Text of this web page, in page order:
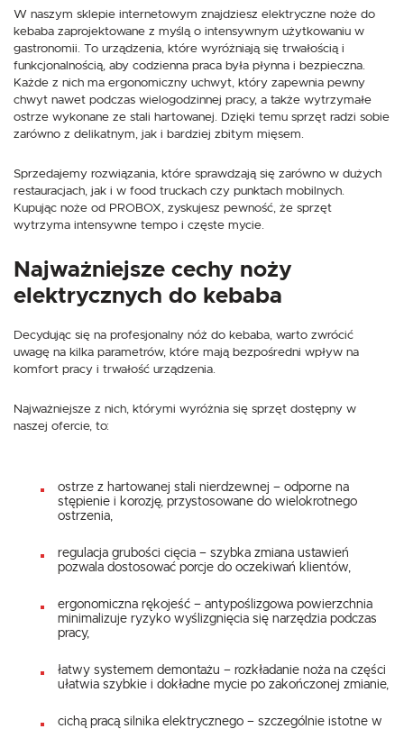
W naszym sklepie internetowym znajdziesz elektryczne noże do
kebaba zaprojektowane z myślą o intensywnym użytkowaniu w
gastronomii. To urządzenia, które wyróżniają się trwałością i
funkcjonalnością, aby codzienna praca była płynna i bezpieczna.
Każde z nich ma ergonomiczny uchwyt, który zapewnia pewny
chwyt nawet podczas wielogodzinnej pracy, a także wytrzymałe
ostrze wykonane ze stali hartowanej. Dzięki temu sprzęt radzi sobie
zarówno z delikatnym, jak i bardziej zbitym mięsem.
Sprzedajemy rozwiązania, które sprawdzają się zarówno w dużych
restauracjach, jak i w food truckach czy punktach mobilnych.
Kupując noże od PROBOX, zyskujesz pewność, że sprzęt
wytrzyma intensywne tempo i częste mycie.
Najważniejsze cechy noży
elektrycznych do kebaba
Decydując się na profesjonalny nóż do kebaba, warto zwrócić
uwagę na kilka parametrów, które mają bezpośredni wpływ na
komfort pracy i trwałość urządzenia.
Najważniejsze z nich, którymi wyróżnia się sprzęt dostępny w
naszej ofercie, to:
ostrze z hartowanej stali nierdzewnej – odporne na
stępienie i korozję, przystosowane do wielokrotnego
ostrzenia,
regulacja grubości cięcia – szybka zmiana ustawień
pozwala dostosować porcje do oczekiwań klientów,
ergonomiczna rękojeść – antypoślizgowa powierzchnia
minimalizuje ryzyko wyślizgnięcia się narzędzia podczas
pracy,
łatwy systemem demontażu – rozkładanie noża na części
ułatwia szybkie i dokładne mycie po zakończonej zmianie,
cichą pracą silnika elektrycznego – szczególnie istotne w